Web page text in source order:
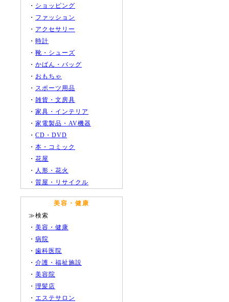
・ ショッピング
・ ファッション
・ アクセサリー
・ 時計
・ 靴・シューズ
・ かばん・バッグ
・ おもちゃ
・ スポーツ用品
・ 雑貨・文房具
・ 家具・インテリア
・ 家電製品・AV機器
・ CD・DVD
・ 本・コミック
・ 花屋
・ 人形・花火
・ 質屋・リサイクル
美容・健康
≫検索
・ 美容・健康
・ 病院
・ 歯科医院
・ 介護・福祉施設
・ 美容院
・ 理髪店
・ エステサロン